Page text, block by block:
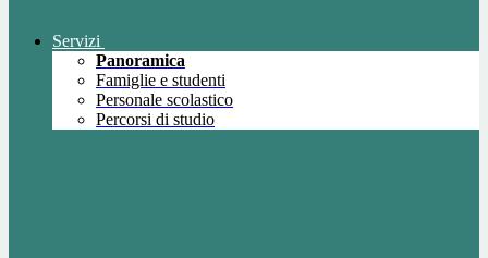
Servizi
Panoramica
Famiglie e studenti
Personale scolastico
Percorsi di studio